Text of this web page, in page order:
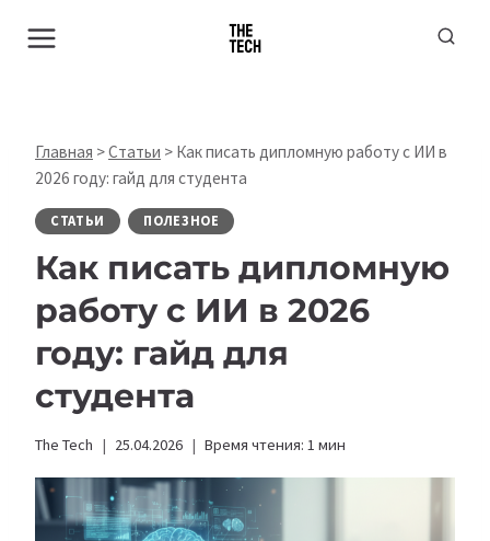
Главная >Статьи > Как писать дипломную работу с ИИ в
2026 году: гайд для студента
СТАТЬИ ПОЛЕЗНОЕ
Как писать дипломную
работу с ИИ в 2026
году: гайд для
студента
The Tech 25.04.2026 Время чтения: 1 мин